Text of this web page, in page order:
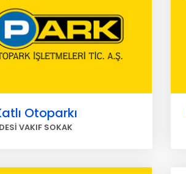
Otoparkı
VAKIF SOKAK